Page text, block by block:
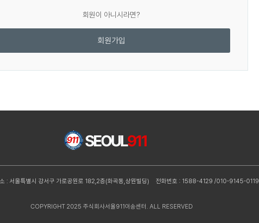
회원이 아니시라면?
회원가입
: 서울특별시 강서구 가로공원로 182,2층(화곡동,상원빌딩) 전화번호 : 1588-4129 /010-9145-0119
COPYRIGHT 2025 주식회사서울911이송센터. ALL RESERVED